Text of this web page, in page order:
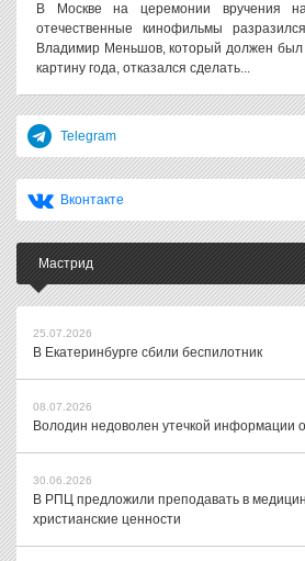
В Москве на церемонии вручения
отечественные кинофильмы
Владимир Меньшов, который должен был
картину года, отказался сделать...
Telegram
Вконтакте
Мастрид
25.07.2026
В Екатеринбурге сбили беспилотник
08.07.2026
Володин недоволен утечкой информации
30.06.2026
В РПЦ предложили преподавать в
христианские ценности